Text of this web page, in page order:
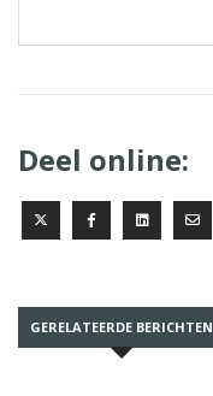
Deel online:
GERELATEERDE BERICHTEN